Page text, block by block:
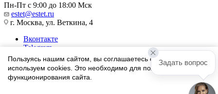
Пн-Пт с 9:00 до 18:00 Мск
estet@estet.ru
г. Москва, ул. Веткина, 4
Вконтакте
Telegram
Одноклассники
WhatsApp
1991-2026 © Ювелирный Дом ЭСТЕТ
Пользуясь нашим сайтом, вы соглашаетесь с тем, что мы
используем cookies. Это необходимо для полноценного
функционирования сайта.
Задать вопрос